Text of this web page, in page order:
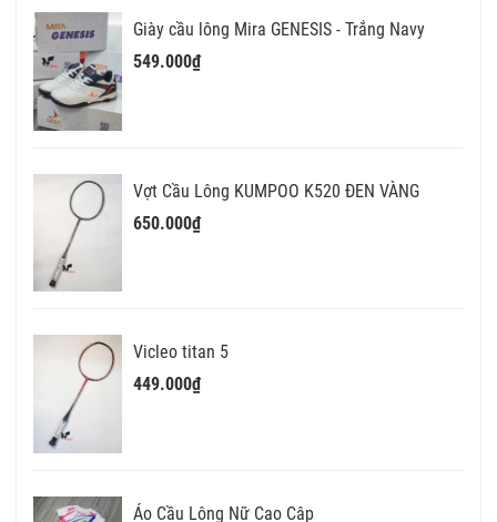
Giày cầu lông Mira GENESIS - Trắng Navy
549.000₫
Vợt Cầu Lông KUMPOO K520 ĐEN VÀNG
650.000₫
Vicleo titan 5
449.000₫
Áo Cầu Lông Nữ Cao Câp